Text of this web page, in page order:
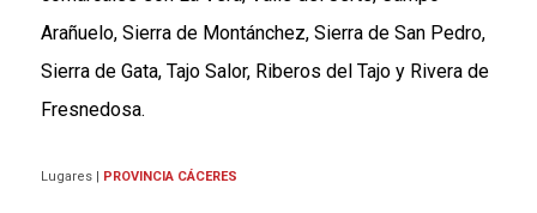
Arañuelo, Sierra de Montánchez, Sierra de San Pedro,
Sierra de Gata, Tajo Salor, Riberos del Tajo y Rivera de
Fresnedosa.
Lugares PROVINCIA CÁCERES